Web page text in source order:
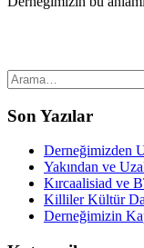
Son Yazılar
Derneğimizden
Yakından ve
Kırcaalisiad ve
Killiler Kültür
Derneğimizin